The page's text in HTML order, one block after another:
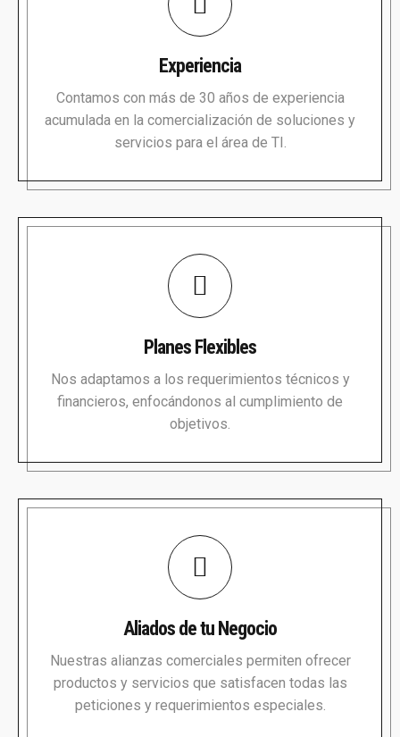
Experiencia
Contamos con más de 30 años de experiencia
acumulada en la comercialización de soluciones y
servicios para el área de TI.
Planes Flexibles
Nos adaptamos a los requerimientos técnicos y
financieros, enfocándonos al cumplimiento de
objetivos.
Aliados de tu Negocio
Nuestras alianzas comerciales permiten ofrecer
productos y servicios que satisfacen todas las
peticiones y requerimientos especiales.